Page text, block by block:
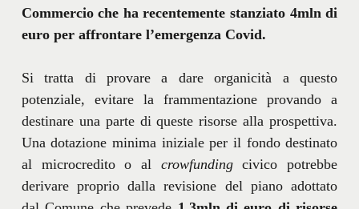
Commercio che ha recentemente stanziato 4mln di
euro per affrontare l’emergenza Covid.
Si tratta di provare a dare organicità a questo
potenziale, evitare la frammentazione provando a
destinare una parte di queste risorse alla prospettiva.
Una dotazione minima iniziale per il fondo destinato
al microcredito o al crowfundingcivico potrebbe
derivare proprio dalla revisione del piano adottato